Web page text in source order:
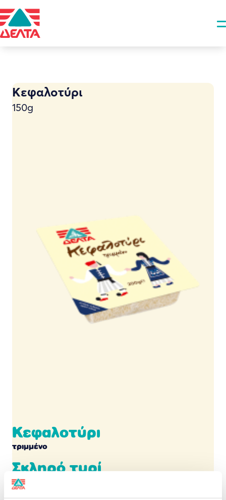
Κεφαλοτύρι
150g
Κεφαλοτύρι
τριμμένο
Σκληρό τυρί
πρώτης ποιότητας από αγελαδινό γάλα